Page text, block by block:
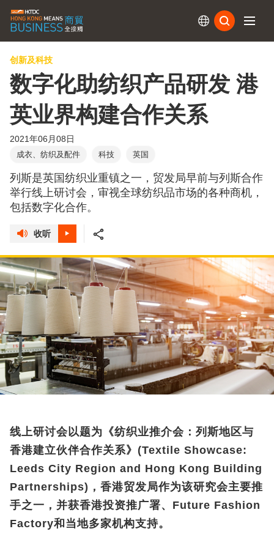
创新及科技
数字化助纺织产品研发 港
英业界构建合作关系
2021年06月08日
成衣、纺织及配件 科技 英国
列斯是英国纺织业重镇之一，贸发局早前与列斯合作
举行线上研讨会，审视全球纺织品市场的各种商机，
包括数字化合作。
收听
线上研讨会以题为《纺织业推介会：列斯地区与
香港建立伙伴合作关系》(Textile Showcase:
Leeds City Region and Hong Kong Building
Partnerships)，香港贸发局作为该研究会主要推
手之一，并获香港投资推广署、Future Fashion
Factory和当地多家机构支持。